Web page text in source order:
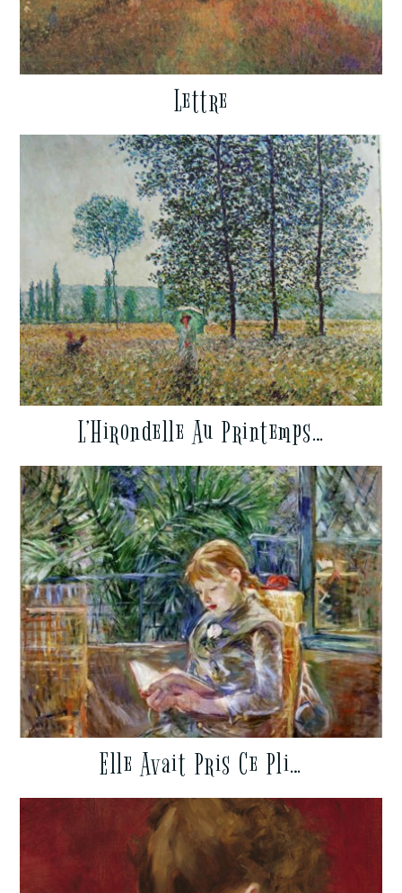
Lettre
L’Hirondelle Au Printemps…
Elle Avait Pris Ce Pli…